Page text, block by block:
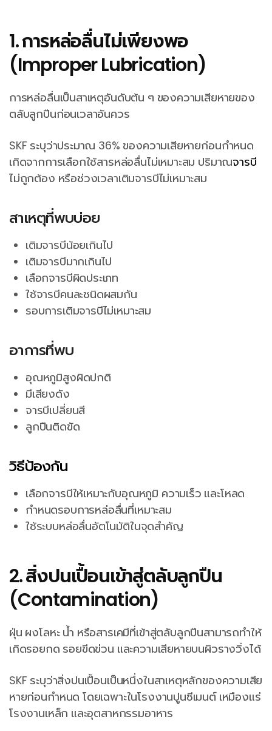
1. การหล่อลื่นไม่เพียงพอ
(Improper Lubrication)
การหล่อลื่นเป็นสาเหตุอันดับต้น ๆ ของความเสียหายของ
ตลับลูกปืนก่อนเวลาอันควร
SKF ระบุว่าประมาณ 36% ของความเสียหายก่อนกำหนด
เกิดจากการเลือกใช้สารหล่อลื่นไม่เหมาะสม ปริมาณจารบี
ไม่ถูกต้อง หรือช่วงเวลาเติมจารบีไม่เหมาะสม
สาเหตุที่พบบ่อย
เติมจารบีน้อยเกินไป
เติมจารบีมากเกินไป
เลือกจารบีผิดประเภท
ใช้จารบีคนละชนิดผสมกัน
รอบการเติมจารบีไม่เหมาะสม
อาการที่พบ
อุณหภูมิสูงผิดปกติ
มีเสียงดัง
จารบีเปลี่ยนสี
ลูกปืนติดขัด
วิธีป้องกัน
เลือกจารบีให้เหมาะกับอุณหภูมิ ความเร็ว และโหลด
กำหนดรอบการหล่อลื่นที่เหมาะสม
ใช้ระบบหล่อลื่นอัตโนมัติในจุดสำคัญ
2. สิ่งปนเปื้อนเข้าสู่ตลับลูกปืน
(Contamination)
ฝุ่น ผงโลหะ น้ำ หรือสารเคมีที่เข้าสู่ตลับลูกปืนสามารถทำให้
เกิดรอยกด รอยขีดข่วน และความเสียหายบนผิวรางวิ่งได้
SKF ระบุว่าสิ่งปนเปื้อนเป็นหนึ่งในสาเหตุหลักของความเสีย
หายก่อนกำหนด โดยเฉพาะในโรงงานปูนซีเมนต์ เหมืองแร่
โรงงานเหล็ก และอุตสาหกรรมอาหาร